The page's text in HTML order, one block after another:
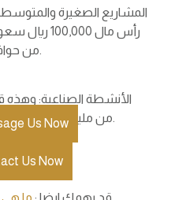
المشاريع الصغيرة
رأس مال
من حوافز خاصة مقدمة من الدولة.
الأنشطة الصناعية: وهذه
من مليون ريال سعودي، حسب طبيعة المشروع.
Us Now
Us Now